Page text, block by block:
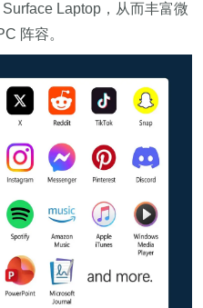
Laptop，从而丰富微
阵容。